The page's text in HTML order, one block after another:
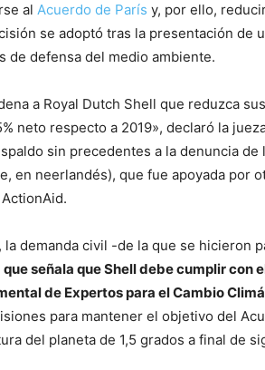
al Acuerdo de París y, por ello,
se adoptó tras la presentación de
de defensa del medio ambiente.
a Royal Dutch Shell que reduzca
neto respecto a 2019», declaró la
sin precedentes a la denuncia de
en neerlandés), que fue apoyada por
la demanda civil -de la que se hicieron
señala que Shell debe cumplir con
de Expertos para el Cambio
para mantener el objetivo del
del planeta de 1,5 grados a final de